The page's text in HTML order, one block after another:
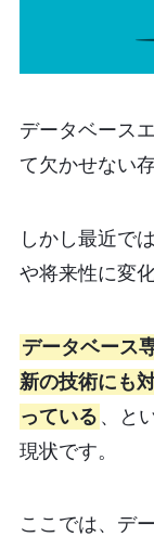
データベース
て欠かせない
しかし最近で
や将来性に変
データベース
新の技術にも
っている 、と
現状です。
ここでは、デ